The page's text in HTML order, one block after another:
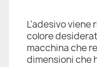
L'adesivo viene
colore
macchina che
dimensioni che